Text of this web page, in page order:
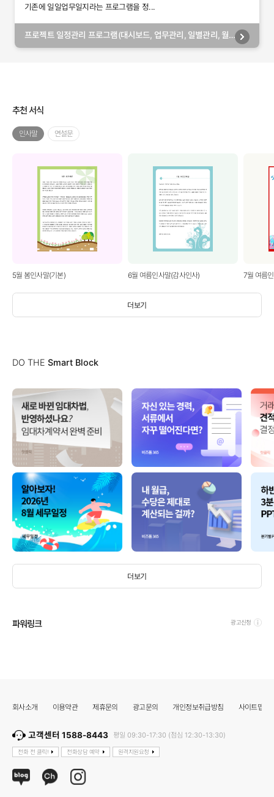
기존에 일일업무일지라는 프로그램을 정...
프로젝트 일정관리 프로그램(대시보드, 업무관리, 일별관리, 월
추천 서식
더보기
인사말 연설문
5월 봄인사말(기본) 6월 여름인사말(감사인사) 7월 여름
DO THE Smart Block
더보기
파워링크 광고신청
회사소개 이용약관 제휴문의 광고문의 개인정보취급방침 사이트맵
고객센터 1588-8443 평일 09:30-17:30 (점심 12:30-13:30)
전화 전 클릭! 전화상담 예약 원격지원요청